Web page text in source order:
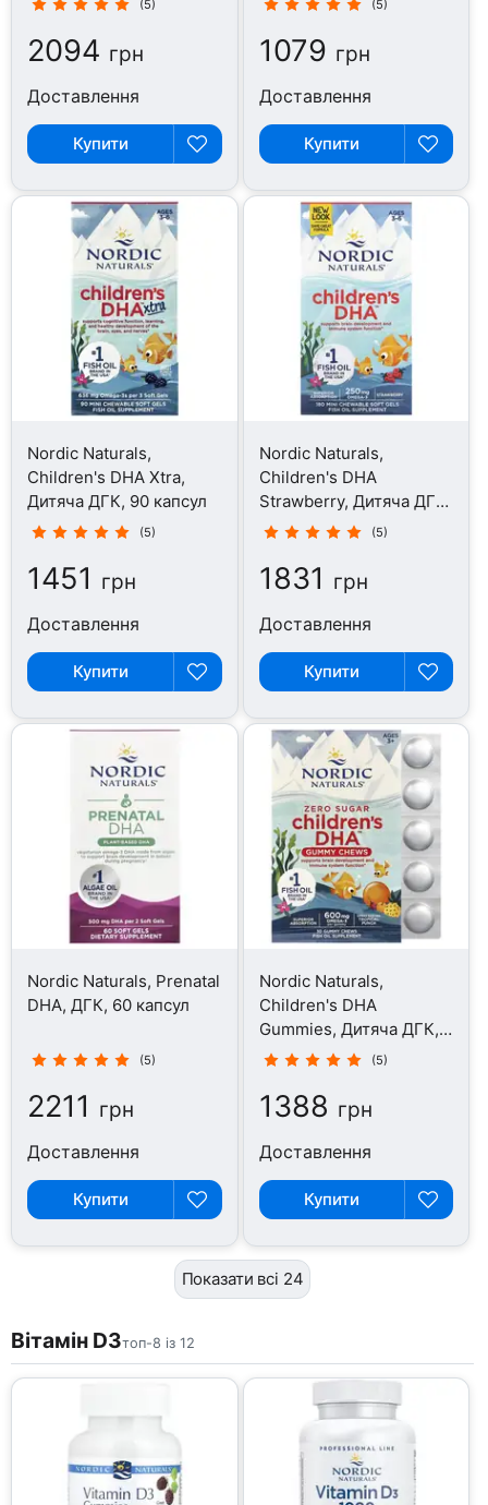
(5)
2094 грн
Доставлення
Купити
(5)
1079 грн
Доставлення
Купити
Nordic Naturals,
Children's DHA Xtra,
Дитяча ДГК, 90 капсул
(5)
1451 грн
Доставлення
Купити
Nordic Naturals,
Children's DHA
Strawberry, Дитяча ДГК,
180 капсул
(5)
1831 грн
Доставлення
Купити
Nordic Naturals, Prenatal
DHA, ДГК, 60 капсул
(5)
2211 грн
Доставлення
Купити
Nordic Naturals,
Children's DHA
Gummies, Дитяча ДГК,
30 цукерок
(5)
1388 грн
Доставлення
Купити
Показати всі 24
Вітамін D3топ-8 із 12